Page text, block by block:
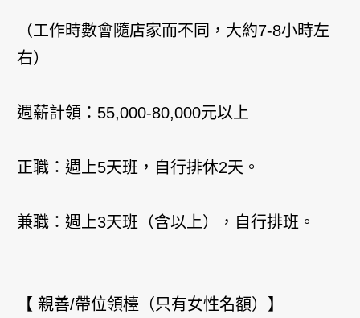
（工作時數會隨店家而不同，大約7-8小時左
右）
週薪計領：55,000-80,000元以上
正職：週上5天班，自行排休2天。
兼職：週上3天班（含以上），自行排班。
【 親善/帶位領檯（只有女性名額）】